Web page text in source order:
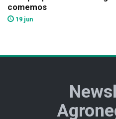
comemos
19 jun